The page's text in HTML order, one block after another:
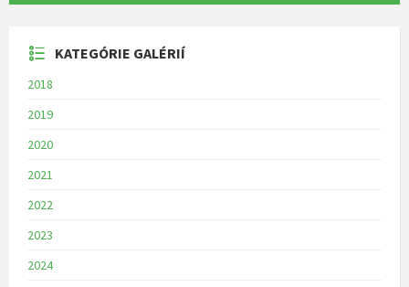
KATEGÓRIE GALÉRIÍ
2018
2019
2020
2021
2022
2023
2024